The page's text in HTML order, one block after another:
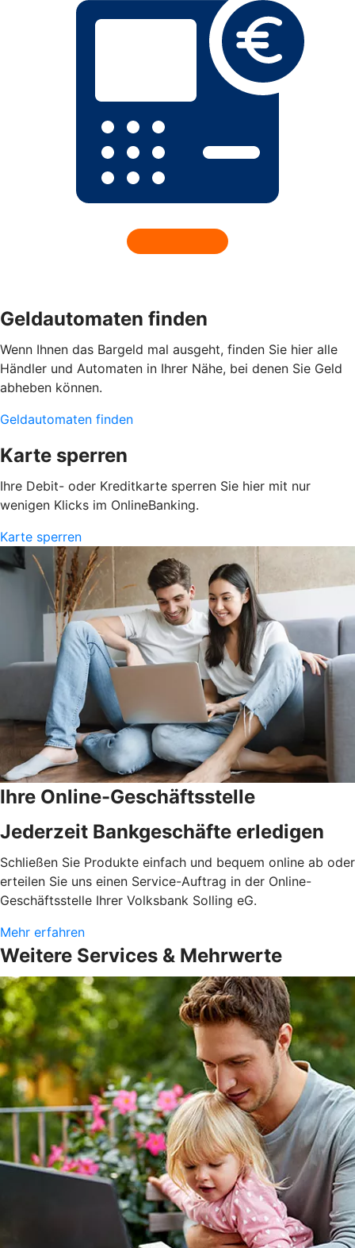
Geldautomaten finden
Wenn Ihnen das Bargeld mal ausgeht, finden Sie hier alle
Händler und Automaten in Ihrer Nähe, bei denen Sie Geld
abheben können.
Geldautomaten finden
Karte sperren
Ihre Debit- oder Kreditkarte sperren Sie hier mit nur
wenigen Klicks im OnlineBanking.
Karte sperren
Ihre Online-Geschäftsstelle
Jederzeit Bankgeschäfte erledigen
Schließen Sie Produkte einfach und bequem online ab oder
erteilen Sie uns einen Service-Auftrag in der Online-
Geschäftsstelle Ihrer Volksbank Solling eG.
Mehr erfahren
Weitere Services & Mehrwerte